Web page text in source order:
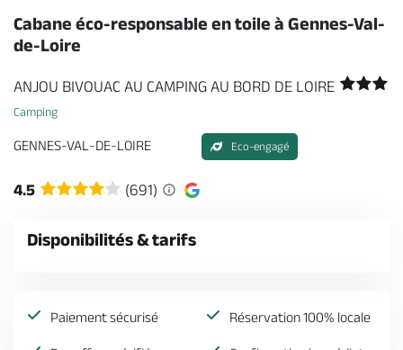
Séjours, cadeaux
Cabane éco-responsable en toile à Gennes-Val-
de-Loire
ANJOU BIVOUAC AU CAMPING AU BORD DE LOIRE
Camping
GENNES-VAL-DE-LOIRE Eco-engagé
4.5 (691)
Disponibilités & tarifs
Paiement sécurisé Réservation 100% locale